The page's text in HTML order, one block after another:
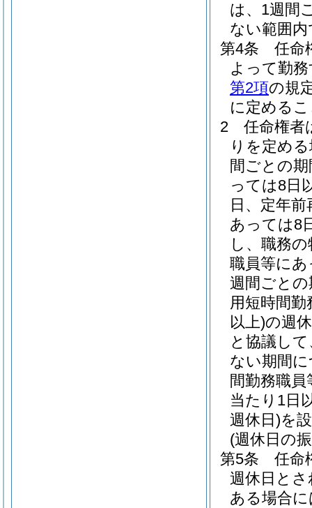
は、1週間
ない範囲
第4条
任命
よって勤
第2項の規
に定める
2
任命権者
りを定め
間ごとの
っては8日
日、定年
あっては8
し、職務
職員等に
週間ごと
用短時間
以上)の週
と協議し
ない期間
間勤務職
当たり1日
週休日)を
(週休日の
第5条
任命
週休日と
ある場合